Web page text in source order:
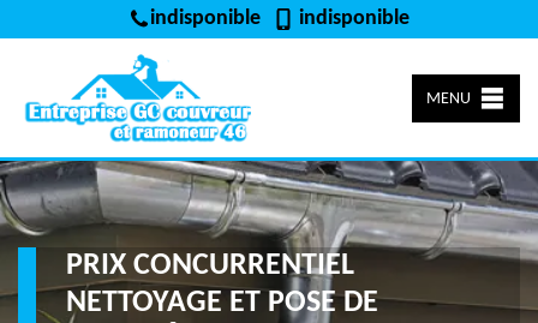
indisponible indisponible
MENU
PRIX CONCURRENTIEL
NETTOYAGE ET POSE DE